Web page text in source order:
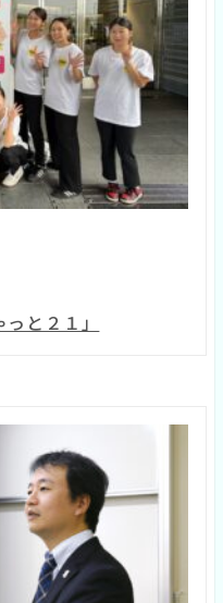
と２１」